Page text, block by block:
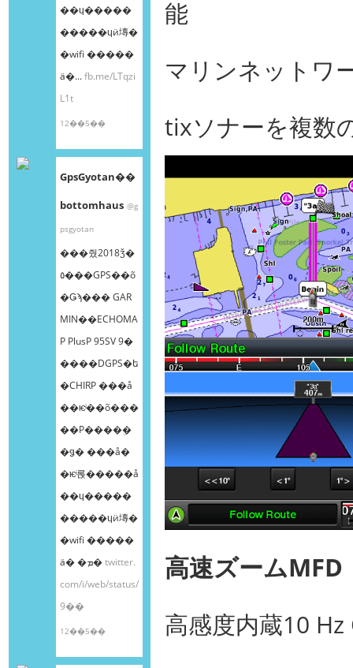
��ɥ�����
�����ɥӥ塼�
�wifi �����
ä�...fb.me/LTqzi
L1t
12��5��
GpsGyotan��
bottomhaus @g
psgyotan
���줬2018ǯ�
٥���GPS��õ
�Ǥϡ��� GAR
MIN��ECHOMA
P PlusP 95SV 9�
����DGPS�ե
�CHIRP ���å
��ѥͥ��õ���
��Ρ����ܸ�
�ǥ� ���å�
�ѥͥ롡�����å
��ɥ�����
�����ɥӥ塼�
�wifi �����
ä� �ܡ�twitter.
com/i/web/status/
9��
12��5��
能
マリンネットワ
tixソナーを複数
高速ズーム
高感度内蔵10 Hz